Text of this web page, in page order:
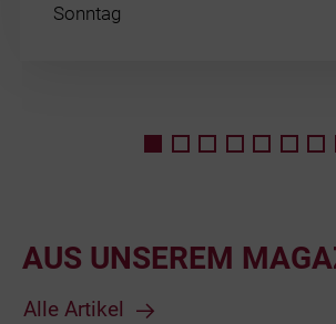
Sonntag
AUS UNSEREM
Alle Artikel